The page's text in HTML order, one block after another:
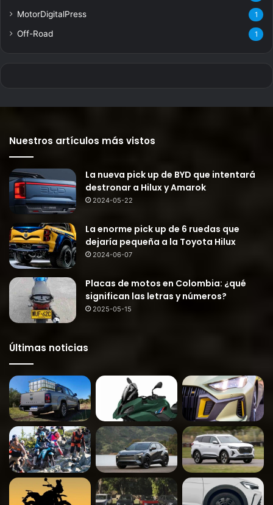
MotorDigitalPress 1
Off-Road 1
Nuestros artículos más vistos
La nueva pick up de BYD que intentará
destronar a Hilux y Amarok
2024-05-22
La enorme pick up de 6 ruedas que
dejaría pequeña a la Toyota Hilux
2024-06-07
Placas de motos en Colombia: ¿qué
significan las letras y números?
2025-05-15
Últimas noticias